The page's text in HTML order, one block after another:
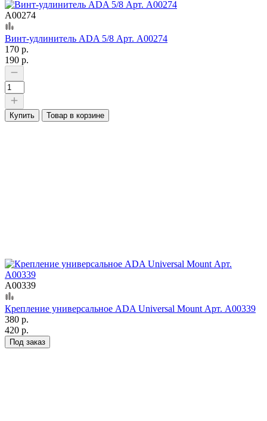
А00274
Винт-удлинитель ADA 5/8 Арт. А00274
170 р.
190 р.
Купить Товар в корзине
А00339
Крепление универсальное ADA Universal Mount Арт. А00339
380 р.
420 р.
Под заказ